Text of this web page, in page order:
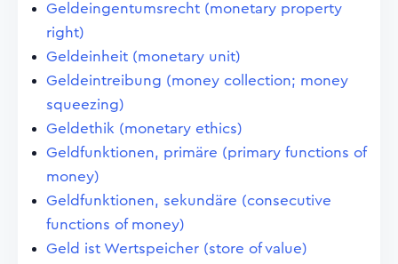
Geldeingentumsrecht (monetary property
right)
Geldeinheit (monetary unit)
Geldeintreibung (money collection; money
squeezing)
Geldethik (monetary ethics)
Geldfunktionen, primäre (primary functions of
money)
Geldfunktionen, sekundäre (consecutive
functions of money)
Geld ist Wertspeicher (store of value)